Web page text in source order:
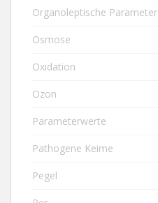
Organoleptische Parameter
Osmose
Oxidation
Ozon
Parameterwerte
Pathogene Keime
Pegel